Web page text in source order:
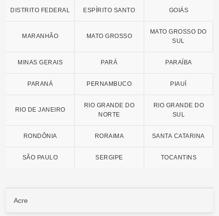
DISTRITO FEDERAL ESPÍRITO SANTO GOIÁS
MARANHÃO MATO GROSSO
MATO GROSSO DO
SUL
MINAS GERAIS PARÁ PARAÍBA
PARANÁ PERNAMBUCO PIAUÍ
RIO DE JANEIRO
RIO GRANDE DO
NORTE
RIO GRANDE DO
SUL
RONDÔNIA RORAIMA SANTA CATARINA
SÃO PAULO SERGIPE TOCANTINS
Acre